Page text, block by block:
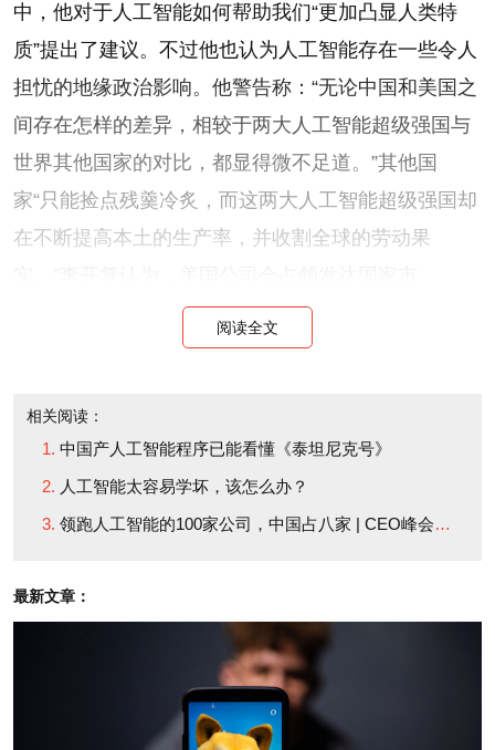
中，他对于人工智能如何帮助我们“更加凸显人类特
质”提出了建议。不过他也认为人工智能存在一些令人
担忧的地缘政治影响。他警告称：“无论中国和美国之
间存在怎样的差异，相较于两大人工智能超级强国与
世界其他国家的对比，都显得微不足道。”其他国
家“只能捡点残羹冷炙，而这两大人工智能超级强国却
在不断提高本土的生产率，并收割全球的劳动果
场，“而中国的人工智能巨头会赢得更多东南亚、非洲
和中东的份额。”仿佛这两个国家的关系还不够复杂一
译者：严匡正
阅读全文
相关阅读：
中国产人工智能程序已能看懂《泰坦尼克号》
人工智能太容易学坏，该怎么办？
领跑人工智能的100家公司，中国占八家 | CEO峰会前瞻
最新文章：